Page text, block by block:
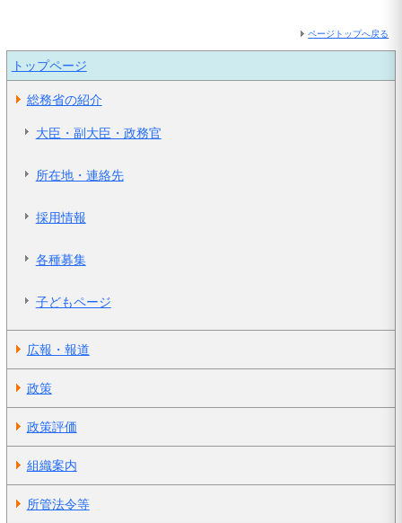
ページトップへ戻る
トップページ
総務省の紹介
大臣・副大臣・政務官
所在地・連絡先
採用情報
各種募集
子どもページ
広報・報道
政策
政策評価
組織案内
所管法令等